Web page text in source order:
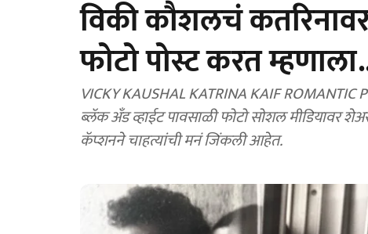
विकी कौशलचं कतरिनावर
फोटो पोस्ट करत
VICKY KAUSHAL KATRINA KAIF
ब्लॅक अँड व्हाईट पावसाळी फोटो सोशल मीडियावर
कॅप्शनने चाहत्यांची मनं जिंकली आहेत.